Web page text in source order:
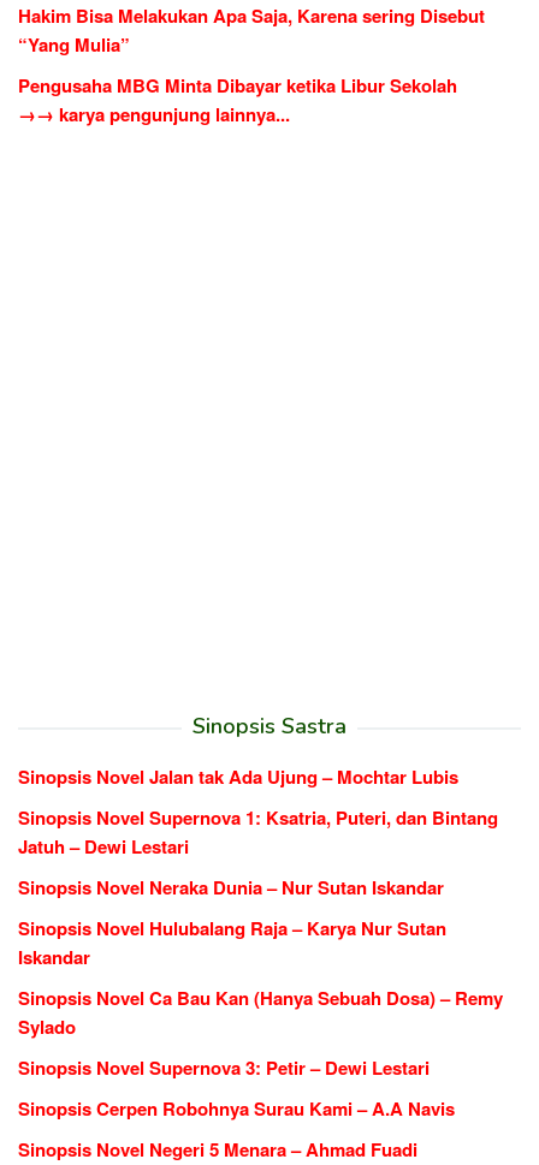
Hakim Bisa Melakukan Apa Saja, Karena sering Disebut
“Yang Mulia”
Pengusaha MBG Minta Dibayar ketika Libur Sekolah
→→ karya pengunjung lainnya...
Sinopsis Sastra
Sinopsis Novel Jalan tak Ada Ujung – Mochtar Lubis
Sinopsis Novel Supernova 1: Ksatria, Puteri, dan Bintang
Jatuh – Dewi Lestari
Sinopsis Novel Neraka Dunia – Nur Sutan Iskandar
Sinopsis Novel Hulubalang Raja – Karya Nur Sutan
Iskandar
Sinopsis Novel Ca Bau Kan (Hanya Sebuah Dosa) – Remy
Sylado
Sinopsis Novel Supernova 3: Petir – Dewi Lestari
Sinopsis Cerpen Robohnya Surau Kami – A.A Navis
Sinopsis Novel Negeri 5 Menara – Ahmad Fuadi